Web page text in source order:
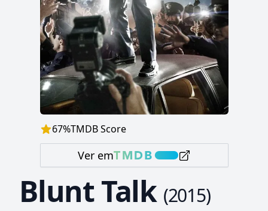
67%TMDB Score
Ver em
Blunt Talk (2015)